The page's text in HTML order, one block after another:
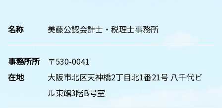
名称 美藤公認会計士・税理士事務所
事務所所
在地
〒530-0041
大阪市北区天神橋2丁目北1番21号 八千代ビ
ル東館3階B号室